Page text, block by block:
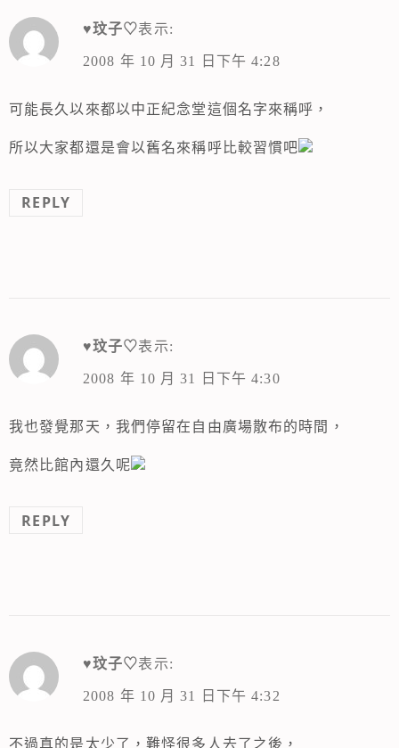
♥玟子♡表示:
2008 年 10 月 31 日下午 4:28
可能長久以來都以中正紀念堂這個名字來稱呼，
所以大家都還是會以舊名來稱呼比較習慣吧
REPLY
♥玟子♡表示:
2008 年 10 月 31 日下午 4:30
我也發覺那天，我們停留在自由廣場散布的時間，
竟然比館內還久呢
REPLY
♥玟子♡表示:
2008 年 10 月 31 日下午 4:32
不過真的是太少了，難怪很多人去了之後，